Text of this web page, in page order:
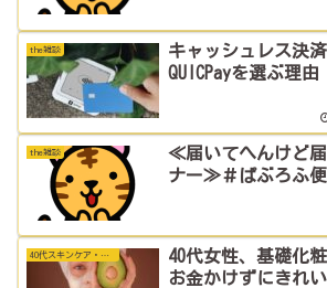
the雑談
キャッシュレス決
QUICPayを選ぶ理由
the雑談
≪届いてへんけど
ナー≫＃ぱぶろふ
40代スキンケア・メイク
40代女性、基礎化
お金かけずにきれ